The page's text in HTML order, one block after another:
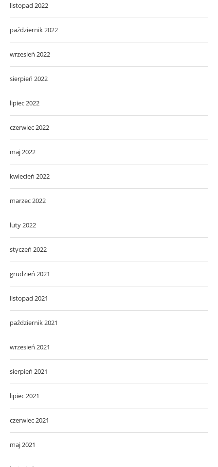
listopad 2022
październik 2022
wrzesień 2022
sierpień 2022
lipiec 2022
czerwiec 2022
maj 2022
kwiecień 2022
marzec 2022
luty 2022
styczeń 2022
grudzień 2021
listopad 2021
październik 2021
wrzesień 2021
sierpień 2021
lipiec 2021
czerwiec 2021
maj 2021